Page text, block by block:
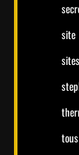
site
sites
tous